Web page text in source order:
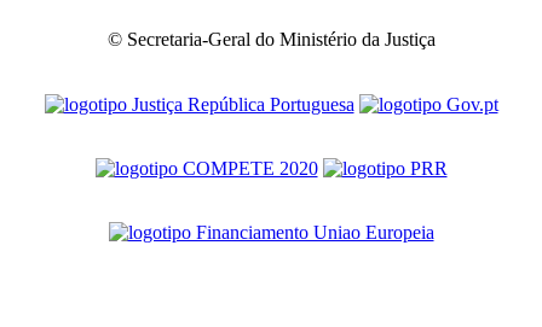
© Secretaria-Geral do Ministério da Justiça